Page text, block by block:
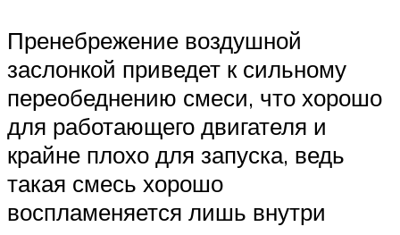
Пренебрежение воздушной
заслонкой приведет к сильному
переобеднению смеси, что хорошо
для работающего двигателя и
крайне плохо для запуска, ведь
такая смесь хорошо
воспламеняется лишь внутри